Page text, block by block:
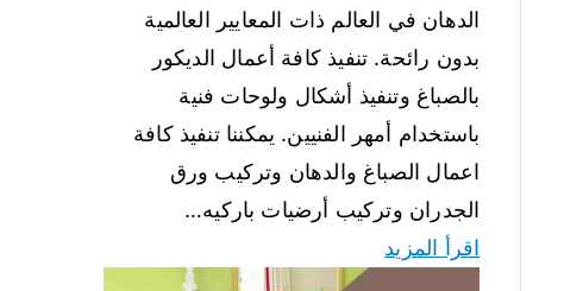
الدهان في العالم ذات المعايير العالمية
بدون رائحة. تنفيذ كافة أعمال الديكور
بالصباغ وتنفيذ أشكال ولوحات فنية
باستخدام أمهر الفنيين. يمكننا تنفيذ كافة
اعمال الصباغ والدهان وتركيب ورق
الجدران وتركيب أرضيات باركيه…
اقرأ المزيد